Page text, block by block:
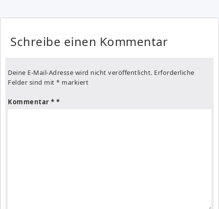
Schreibe einen Kommentar
Deine E-Mail-Adresse wird nicht veröffentlicht. Erforderliche
Felder sind mit * markiert
Kommentar *